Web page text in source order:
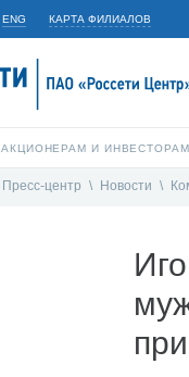
ENG КАРТА ФИЛИАЛОВ
АКЦИОНЕРАМ И ИНВЕСТОРАМ
Пресс-центр \ Новости \